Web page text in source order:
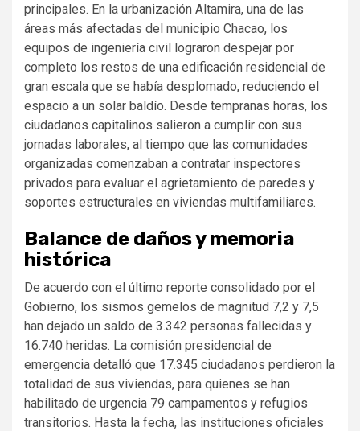
principales. En la urbanización Altamira, una de las
áreas más afectadas del municipio Chacao, los
equipos de ingeniería civil lograron despejar por
completo los restos de una edificación residencial de
gran escala que se había desplomado, reduciendo el
espacio a un solar baldío. Desde tempranas horas, los
ciudadanos capitalinos salieron a cumplir con sus
jornadas laborales, al tiempo que las comunidades
organizadas comenzaban a contratar inspectores
privados para evaluar el agrietamiento de paredes y
soportes estructurales en viviendas multifamiliares.
Balance de daños y memoria
histórica
De acuerdo con el último reporte consolidado por el
Gobierno, los sismos gemelos de magnitud 7,2 y 7,5
han dejado un saldo de 3.342 personas fallecidas y
16.740 heridas. La comisión presidencial de
emergencia detalló que 17.345 ciudadanos perdieron la
totalidad de sus viviendas, para quienes se han
habilitado de urgencia 79 campamentos y refugios
transitorios. Hasta la fecha, las instituciones oficiales